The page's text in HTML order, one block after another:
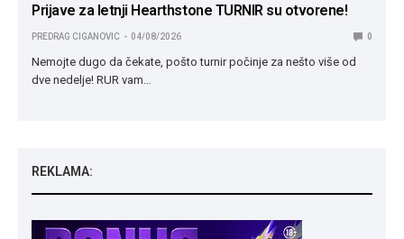
Prijave za letnji Hearthstone TURNIR su otvorene!
PREDRAG CIGANOVIC 04/08/2026 0
Nemojte dugo da čekate, pošto turnir počinje za nešto više od
dve nedelje! RUR vam…
REKLAMA: